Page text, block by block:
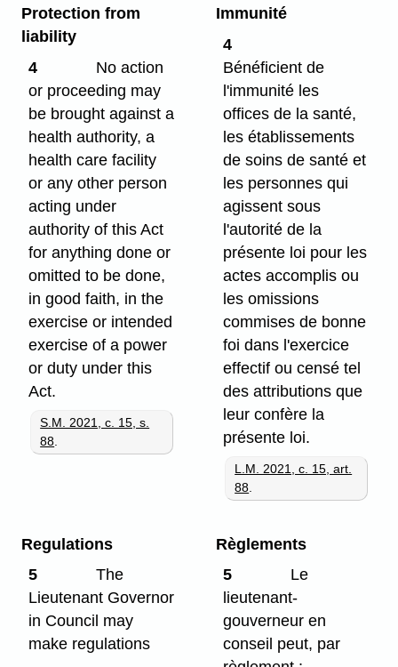
Protection from
liability
4
No action
or proceeding may
be brought against a
health authority, a
health care facility
or any other person
acting under
authority of this Act
for anything done or
omitted to be done,
in good faith, in the
exercise or intended
exercise of a power
or duty under this
Act.
S.M. 2021, c. 15, s.
88.
Immunité
4
Bénéficient de
l'immunité les
offices de la santé,
les établissements
de soins de santé et
les personnes qui
agissent sous
l'autorité de la
présente loi pour les
actes accomplis ou
les omissions
commises de bonne
foi dans l'exercice
effectif ou censé tel
des attributions que
leur confère la
présente loi.
L.M. 2021, c. 15, art.
88.
Regulations
5
The
Lieutenant Governor
in Council may
make regulations
Règlements
5
Le
lieutenant-
gouverneur en
conseil peut, par